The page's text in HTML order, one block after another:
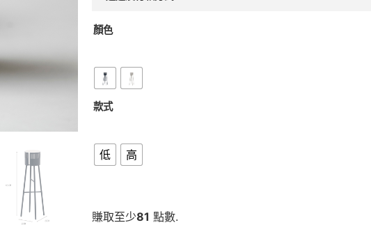
顏色
款式
低 高
賺取至少81 點數.